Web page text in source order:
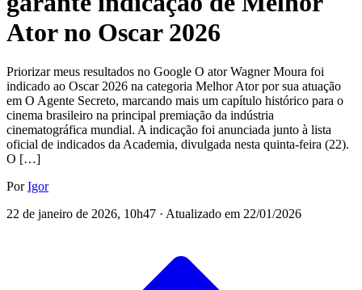
Ator no Oscar 2026
Priorizar meus resultados no Google O ator Wagner Moura foi
indicado ao Oscar 2026 na categoria Melhor Ator por sua atuação
em O Agente Secreto, marcando mais um capítulo histórico para o
cinema brasileiro na principal premiação da indústria
cinematográfica mundial. A indicação foi anunciada junto à lista
oficial de indicados da Academia, divulgada nesta quinta-feira (22).
O […]
PorIgor
22 de janeiro de 2026, 10h47 · Atualizado em 22/01/2026